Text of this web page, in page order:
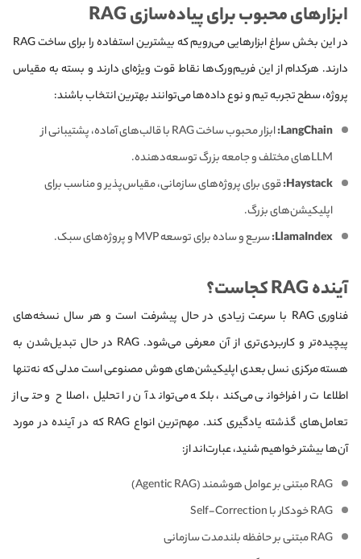
ابزارهای محبوب برای پیاده‌سازی RAG
در این بخش سراغ ابزارهایی می‌رویم که بیشترین استفاده را برای ساخت RAG
دارند. هرکدام از این فریم‌ورک‌ها نقاط قوت ویژه‌ای دارند و بسته به مقیاس
پروژه، سطح تجربه تیم و نوع داده‌ها می‌توانند بهترین انتخاب باشند:
LangChain:
ابزار محبوب ساخت RAG با قالب‌های آماده، پشتیبانی از
LLMهای مختلف و جامعه بزرگ توسعه‌دهنده.
Haystack: قوی برای پروژه‌های سازمانی، مقیاس‌پذیر و مناسب برای
اپلیکیشن‌های بزرگ.
LlamaIndex: سریع و ساده برای توسعه MVP و پروژه‌های سبک.
آینده RAG کجاست؟
فناوری RAG با سرعت زیادی در حال پیشرفت است و هر سال نسخه‌های
پیچیده‌تر و کاربردی‌تری از آن معرفی می‌شود. RAG در حال تبدیل‌شدن به
هسته مرکزی نسل بعدی اپلیکیشن‌های هوش مصنوعی است مدلی که نه‌تنها
اطلاعات را فراخوانی می‌کند، بلکه می‌تواند آن را تحلیل، اصلاح و حتی از
تعامل‌های گذشته یادگیری کند. مهم‌ترین انواع RAG که در آینده در مورد
آن‌ها بیشتر خواهیم شنید، عبارت‌اند از:
RAG مبتنی بر عوامل هوشمند (Agentic RAG)
RAG خودکار با Self-Correction
RAG مبتنی بر حافظه بلندمدت سازمانی